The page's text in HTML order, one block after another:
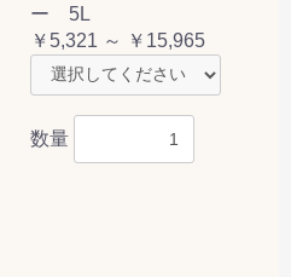
ー 5L
￥5,321 ～ ￥15,965
数量